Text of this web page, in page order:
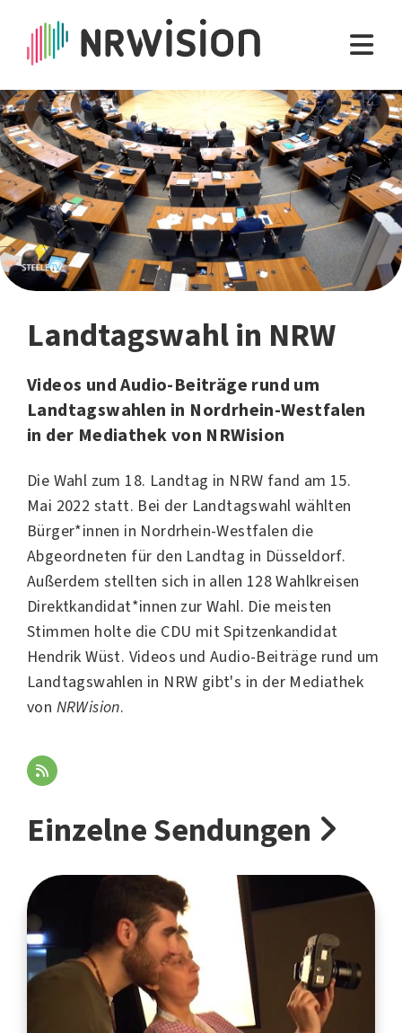
Landtagswahl in NRW
Videos und Audio-Beiträge rund um
Landtagswahlen in Nordrhein-Westfalen
in der Mediathek von NRWision
Die Wahl zum 18. Landtag in NRW fand am 15.
Mai 2022 statt. Bei der Landtagswahl wählten
Bürger*innen in Nordrhein-Westfalen die
Abgeordneten für den Landtag in Düsseldorf.
Außerdem stellten sich in allen 128 Wahlkreisen
Direktkandidat*innen zur Wahl. Die meisten
Stimmen holte die CDU mit Spitzenkandidat
Hendrik Wüst. Videos und Audio-Beiträge rund um
Landtagswahlen in NRW gibt's in der Mediathek
von NRWision.
Einzelne Sendungen